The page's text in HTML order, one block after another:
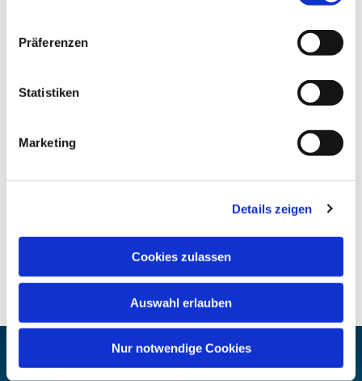
Präferenzen
Statistiken
Marketing
Details zeigen
Cookies zulassen
Auswahl erlauben
Nur notwendige Cookies